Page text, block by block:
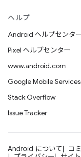
ヘルプ
Android ヘルプセンタ
Pixel ヘルプセンター
www.android.com
Google Mobile Services
Stack Overflow
Issue Tracker
Android について コ